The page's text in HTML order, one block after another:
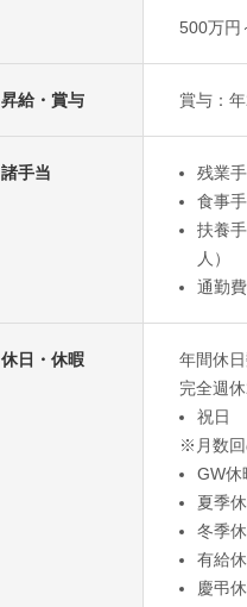
500万円
昇給・賞与 賞与：
諸手当
残業
食事
扶養
人）
通勤
休日・休暇
年間休
完全週
祝日
※月数回
GW休
夏季
冬季
有給
慶弔